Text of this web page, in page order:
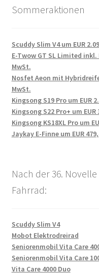
Sommeraktionen
Scuddy Slim V4 um EUR
E-Twow GT SL Limited
MwSt.
Nosfet Aeon mit
MwSt.
Kingsong S19 Pro um EUR
Kingsong S22 Pro+ um
Kingsong KS18XL Pro um
Jaykay E-Finne um EUR
Nach der 36.
Fahrrad:
Scuddy Slim V4
Mobot Elektrodreirad
Seniorenmobil Vita Care
Seniorenmobil Vita Care
Vita Care 4000 Duo